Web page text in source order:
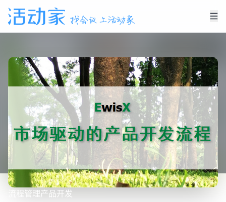
流程管理产品开发